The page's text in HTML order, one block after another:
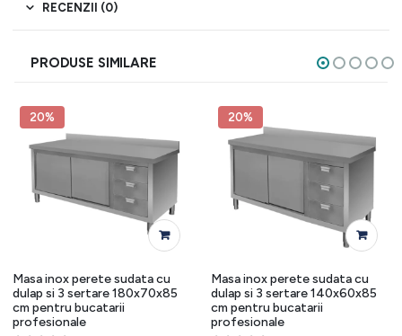
RECENZII (0)
PRODUSE SIMILARE
20%
Masa inox perete sudata cu
dulap si 3 sertare 180x70x85
cm pentru bucatarii
profesionale
20%
Masa inox perete sudata cu
dulap si 3 sertare 140x60x85
cm pentru bucatarii
profesionale